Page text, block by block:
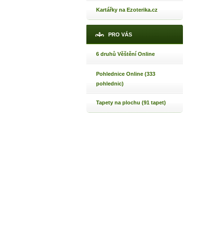
Kartářky na Ezoterika.cz
PRO VÁS
6 druhů Věštění Online
Pohlednice Online (333
pohlednic)
Tapety na plochu (91 tapet)